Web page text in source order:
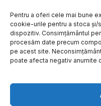
Pentru a oferi cele mai bune
cookie-urile pentru a stoca
dispozitiv. Consimțământul
procesăm date precum
pe acest site.
poate afecta negativ anumite